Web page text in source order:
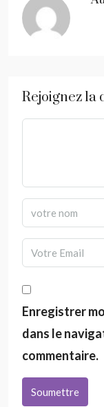
Rejoignez la
Enregistrer
dans le
commentaire.
Soumettre